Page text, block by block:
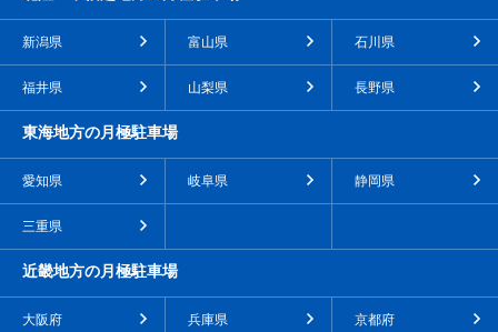
新潟県 富山県 石川県
福井県 山梨県 長野県
東海地方の月極駐車場
愛知県 岐阜県 静岡県
三重県
近畿地方の月極駐車場
大阪府 兵庫県 京都府